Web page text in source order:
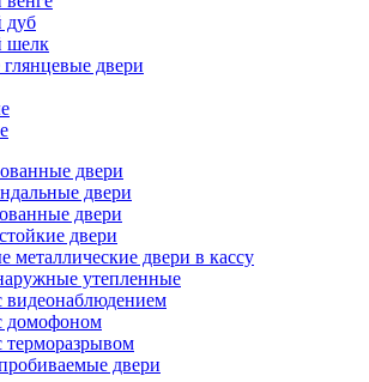
дуб
шелк
двери
двери
двери
двери
двери
металлические двери в кассу
утепленные
видеонаблюдением
домофоном
терморазрывом
двери